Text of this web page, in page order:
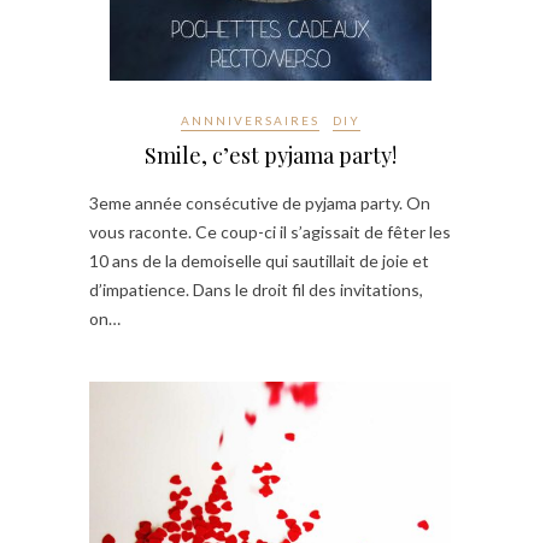
ANNNIVERSAIRES DIY
Smile, c’est pyjama party!
3eme année consécutive de pyjama party. On
vous raconte. Ce coup-ci il s’agissait de fêter les
10 ans de la demoiselle qui sautillait de joie et
d’impatience. Dans le droit fil des invitations,
on…